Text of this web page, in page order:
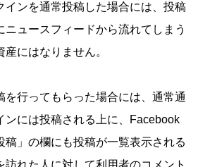
インを通常投稿した場合には、投稿
ニュースフィードから流れてしまう
にはなりません。
を行ってもらった場合には、通常通
ンには投稿される上に、Facebook
稿」の欄にも投稿が一覧表示される